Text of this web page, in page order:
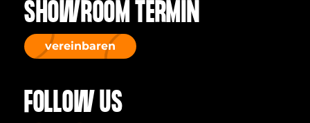
SHOWROOM TERMIN
vereinbaren
FOLLOW US